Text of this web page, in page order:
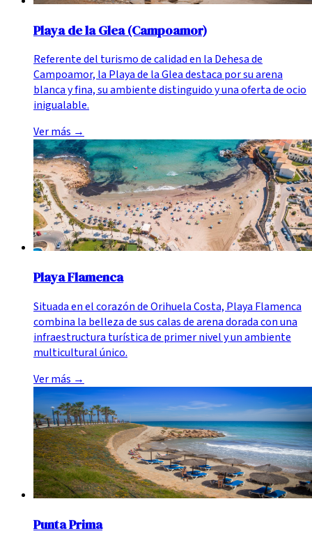
Playa de la Glea (Campoamor)
Referente del turismo de calidad en la Dehesa de
Campoamor, la Playa de la Glea destaca por su arena
blanca y fina, su ambiente distinguido y una oferta de ocio
inigualable.
Ver más→
Playa Flamenca
Situada en el corazón de Orihuela Costa, Playa Flamenca
combina la belleza de sus calas de arena dorada con una
infraestructura turística de primer nivel y un ambiente
multicultural único.
Ver más →
Punta Prima